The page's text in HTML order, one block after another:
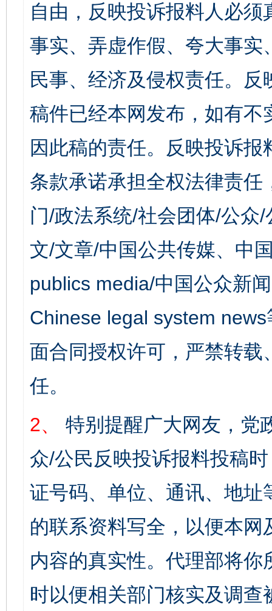
自由，反映投诉报料人必
事实、弄虚作假、夸大事
民事、经济及侵权责任。
稿件已经本网发布，如有
因此稿的责任。反映投诉
条款承诺承担全权法律责
门/政法系统/社会团体/公众
文/文章/中国公共传媒、中
publics media/中国公众新
Chinese legal system
面合同授权许可，严禁转
任。
2、
特别提醒广大网友，党
众/公民反映投诉报料投稿
证号码、单位、通讯、地
的联系资料写全，以便本
内容的真实性。代理部将
时以便相关部门核实及调